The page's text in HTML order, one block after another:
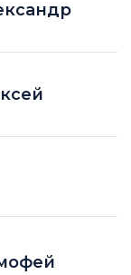
на двух